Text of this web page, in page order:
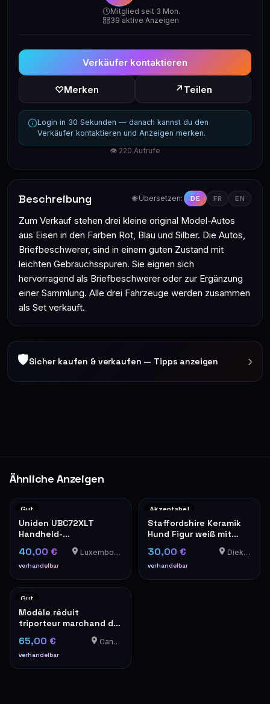
Mitglied seit 3 Mon.
39 aktive Anzeigen
Verkäufer kontaktieren
♡Merken ↗ Teilen
Login in 30 Sekunden — danach kannst du den
Verkäufer kontaktieren und Anzeigen merken.
👁 220 Aufrufe
Beschreibung 🌐 Übersetzen: DE FR EN
Zum Verkauf stehen drei kleine original Model-Autos
aus Eisen in den Farben Rot, Blau und Silber. Die Autos,
Briefbeschwerer, sind in einem guten Zustand mit
leichten Gebrauchsspuren. Sie eignen sich
hervorragend als Briefbeschwerer oder zur Ergänzung
einer Sammlung. Alle drei Fahrzeuge werden zusammen
als Set verkauft.
🛡Sicher kaufen & verkaufen — Tipps anzeigen ›
Ähnliche Anzeigen
Gut
Uniden UBC72XLT
Handheld-
Frequenzscanner mit
Netzteil
40,00 €
verhandelbar
Luxembourg-Cents
Akzeptabel
Staffordshire Keramik
Hund Figur weiß mit
30,00 €
verhandelbar
Diekirch
Gut
Modèle réduit
triporteur marchand de
poisson « Verse Vis »
65,00 €
verhandelbar
Canach